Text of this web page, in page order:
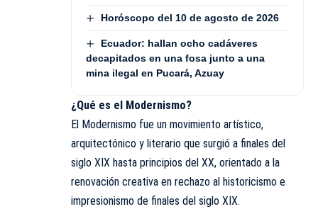
Horóscopo del 10 de agosto de 2026
Ecuador: hallan ocho cadáveres
decapitados en una fosa junto a una
mina ilegal en Pucará, Azuay
¿Qué es el Modernismo?
El Modernismo fue un movimiento artístico,
arquitectónico y literario que surgió a finales del
siglo XIX hasta principios del XX, orientado a la
renovación creativa en rechazo al historicismo e
impresionismo de finales del siglo XIX.